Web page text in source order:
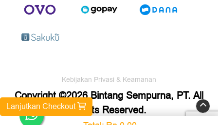
Lanjutkan Checkout
Kebijakan Privasi & Keamanan
Copyright ©2026 Bintang Sempurna, PT. All
Rights Reserved.